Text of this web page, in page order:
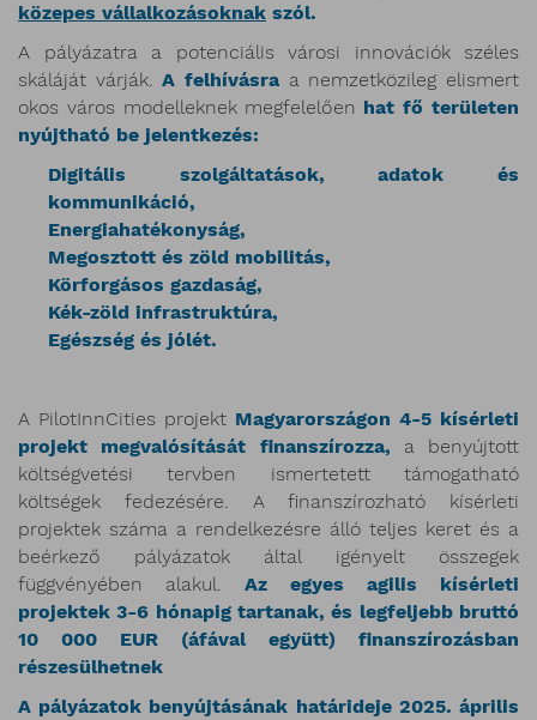
közepes vállalkozásoknak szól.
A pályázatra a potenciális városi innovációk széles
skáláját várják. A felhívásra a nemzetközileg elismert
okos város modelleknek megfelelően hat fő területen
nyújtható be jelentkezés:
Digitális szolgáltatások, adatok és
kommunikáció,
Energiahatékonyság,
Megosztott és zöld mobilitás,
Körforgásos gazdaság,
Kék-zöld infrastruktúra,
Egészség és jólét.
A PilotInnCities projekt Magyarországon 4-5 kísérleti
projekt megvalósítását finanszírozza, a benyújtott
költségvetési tervben ismertetett támogatható
költségek fedezésére. A finanszírozható kísérleti
projektek száma a rendelkezésre álló teljes keret és a
beérkező pályázatok által igényelt összegek
függvényében alakul. Az egyes agilis kísérleti
projektek 3-6 hónapig tartanak, és legfeljebb bruttó
10 000 EUR (áfával együtt) finanszírozásban
részesülhetnek
A pályázatok benyújtásának határideje 2025. április